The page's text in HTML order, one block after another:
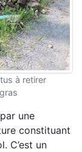
à retirer
une
constituant
C’est un